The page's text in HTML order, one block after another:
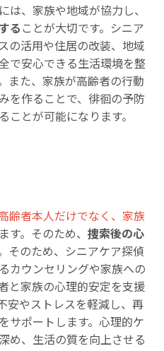
は、家族や地域が協力し、
る ことが大切です。シニア
の活用や住居の改装、地域
で安心できる生活環境を整
また、家族が高齢者の行動
を作ることで、徘徊の予防
ことが可能になります。
齢者本人だけでなく、家族
す。そのため、捜索後の心
そのため、シニアケア探偵
カウンセリングや家族への
と家族の心理的安定を支援
安やストレスを軽減し、再
サポートします。心理的ケ
め、生活の質を向上させる